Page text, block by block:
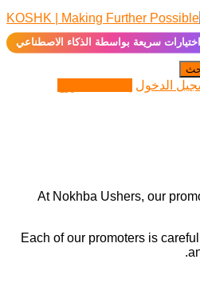
✨اختيارات سريعة بواسطة الذكاء الاصطناعي
الدخول
At Nokhba Ushers, our
Each of our promoters is